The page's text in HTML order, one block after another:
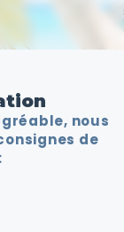
nous
de